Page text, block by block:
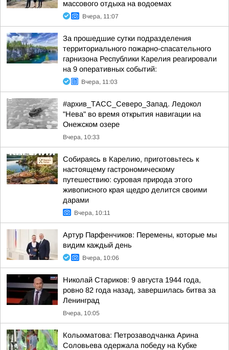
массового отдыха на водоемах
Вчера, 11:07
За прошедшие сутки подразделения
территориального пожарно-спасательного
гарнизона Республики Карелия реагировали
на 9 оперативных событий:
Вчера, 11:03
#архив_ТАСС_Северо_Запад. Ледокол
"Нева" во время открытия навигации на
Онежском озере
Вчера, 10:33
Собираясь в Карелию, приготовьтесь к
настоящему гастрономическому
путешествию: суровая природа этого
живописного края щедро делится своими
дарами
Вчера, 10:11
Артур Парфенчиков: Перемены, которые мы
видим каждый день
Вчера, 10:06
Николай Стариков: 9 августа 1944 года,
ровно 82 года назад, завершилась битва за
Ленинград
Вчера, 10:05
Колыхматова: Петрозаводчанка Арина
Соловьева одержала победу на Кубке